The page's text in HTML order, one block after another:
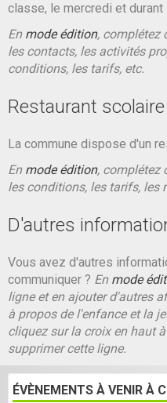
classe, le mercredi et
En mode édition, complétez
les contacts, les activités
conditions, les tarifs, etc.
Restaurant scolaire
La commune dispose d'un
En mode édition, complétez
les conditions, les tarifs, les
D'autres
Vous avez d'autres
communiquer ? En mode
ligne et en ajouter d'autres
à propos de l'enfance et la
cliquez sur la croix en haut
supprimer cette ligne.
ÉVÈNEMENTS À VENIR À